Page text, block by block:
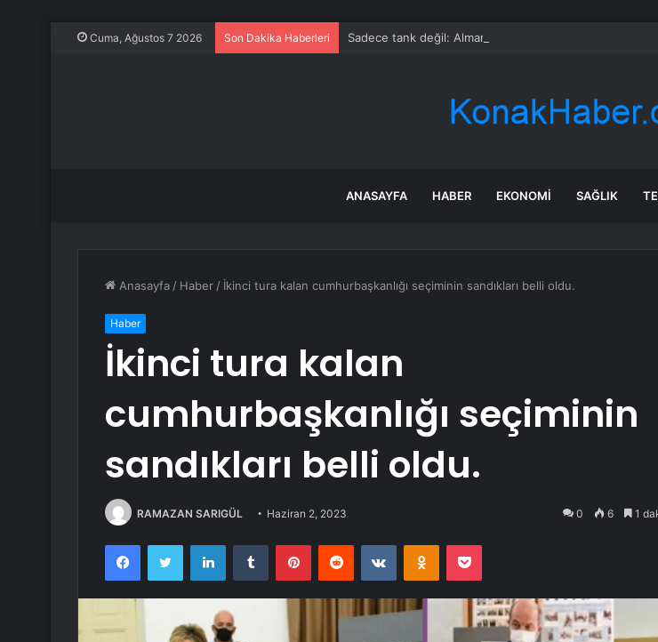
Cuma, Ağustos 7 2026 Son Dakika Haberleri Sadece tank değil: Almanya’nın yeni savaş planı dikkat
ANASAYFA HABER EKONOMI SAĞLIK
Anasayfa / Haber / İkinci tura kalan cumhurbaşkanlığı seçiminin sandıkları belli oldu.
Haber
İkinci tura kalan
cumhurbaşkanlığı seçiminin
sandıkları belli oldu.
RAMAZAN SARIGÜL Haziran 2, 2023 0 6 1
FacebookTwitter LinkedInTumblr PinterestReddit VKontakteOdnoklassniki
Pocket